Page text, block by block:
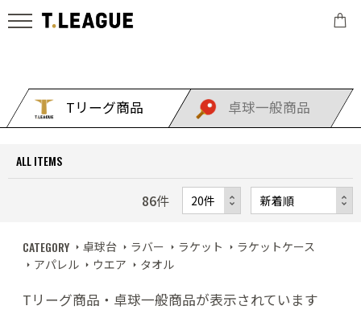
Tリーグ商品 卓球一般商品
ALL ITEMS
86件
CATEGORY 卓球台 ラバー ラケット
ラケットケース
アパレル
ウエア タオル
Tリーグ商品・卓球一般商品が表示されています